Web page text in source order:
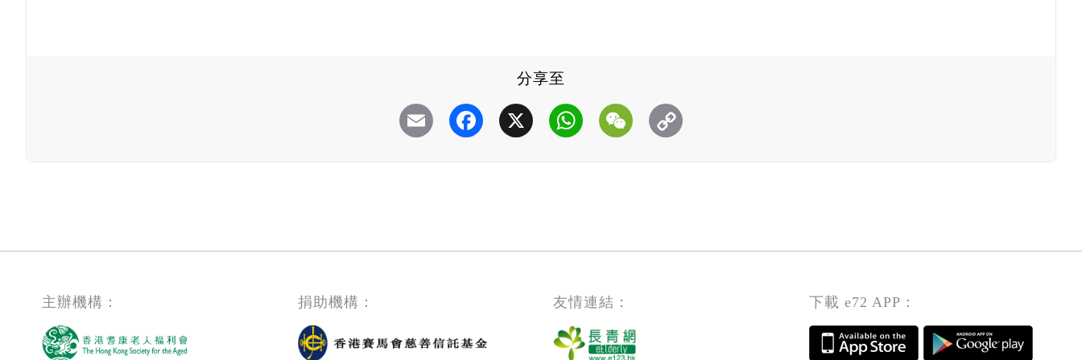
分享至
Email Facebook
X WhatsAppWeChat
主辦機構： 捐助機構： 友情連結： 下載 e72 APP：